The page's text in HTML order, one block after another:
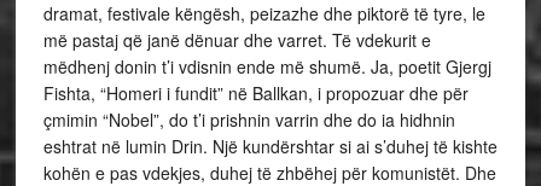
dramat, festivale këngësh, peizazhe dhe piktorë të tyre, le
më pastaj që janë dënuar dhe varret. Të vdekurit e
mëdhenj donin t’i vdisnin ende më shumë. Ja, poetit Gjergj
Fishta, “Homeri i fundit” në Ballkan, i propozuar dhe për
çmimin “Nobel”, do t’i prishnin varrin dhe do ia hidhnin
eshtrat në lumin Drin. Një kundërshtar si ai s’duhej të kishte
kohën e pas vdekjes, duhej të zhbëhej për komunistët. Dhe